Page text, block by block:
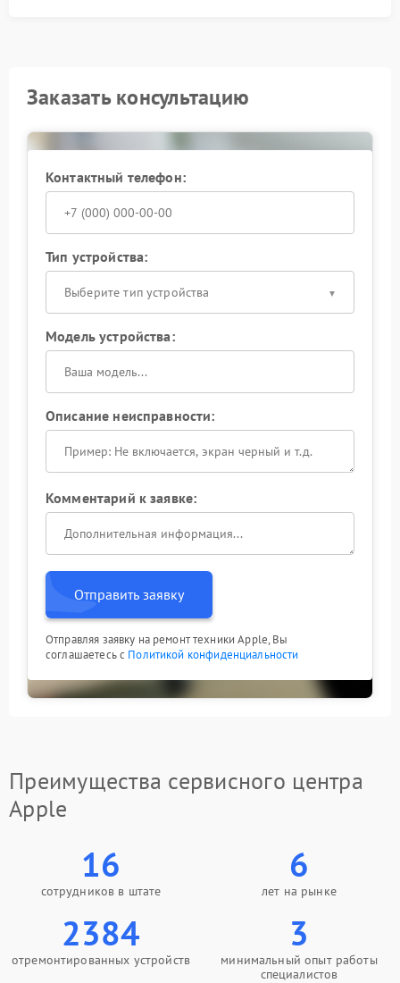
Заказать консультацию
Контактный телефон:
Тип устройства:
Выберите тип устройства
Модель устройства:
Описание неисправности:
Комментарий к заявке:
Отправить заявку
Отправляя заявку на ремонт техники Apple, Вы
соглашаетесь с Политикой конфиденциальности
Преимущества сервисного центра
Apple
16
сотрудников в штате
6
лет на рынке
2384
отремонтированных устройств
3
минимальный опыт работы
специалистов